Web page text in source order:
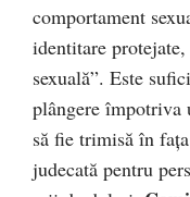
comportament
identitare
sexuală”. Este
plângere împotriva
să fie trimisă în
judecată pentru